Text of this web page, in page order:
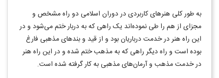
به طور کلی هنرهای کاربردی در دوران اسلامی دو راه مشخص و
مجزای از هم را طی نموده‌اند یک راهی که به دربار ختم می‌شود و در
این راه هنر در خدمت درباریان بود و از قید و بندهای مذهبی فارغ
بوده است و راه دیگر راهی که به مذهب ختم شده و در این راه هنر
در خدمت مذهب و آرمان‌های مذهبی به کار گرفته شده است.